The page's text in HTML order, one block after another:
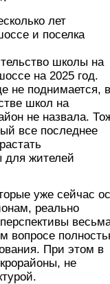
лет
и поселка
школы на
на 2025 год.
не поднимается, в
школ на
не назвала.
все последнее
для жителей
уже сейчас
реально
вопросе
При этом в
не